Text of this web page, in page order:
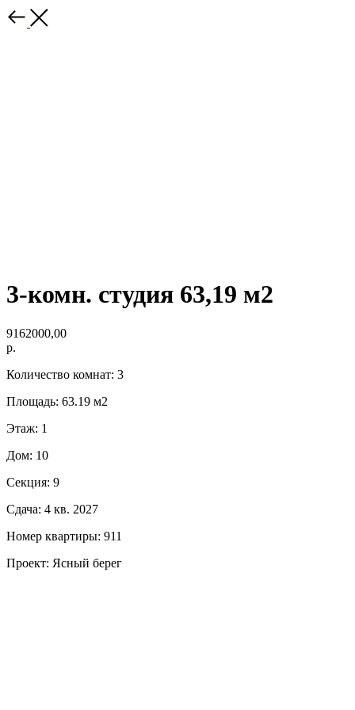
3-комн. студия 63,19 м2
9162000,00
р.
Количество комнат: 3
Площадь: 63.19 м2
Этаж: 1
Дом: 10
Секция: 9
Сдача: 4 кв. 2027
Номер квартиры: 911
Проект: Ясный берег